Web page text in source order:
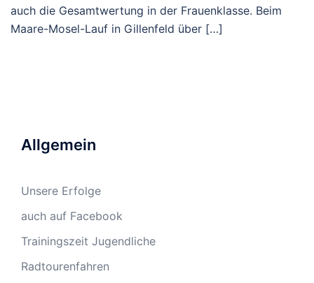
auch die Gesamtwertung in der Frauenklasse. Beim
Maare-Mosel-Lauf in Gillenfeld über […]
Allgemein
Unsere Erfolge
auch auf Facebook
Trainingszeit Jugendliche
Radtourenfahren